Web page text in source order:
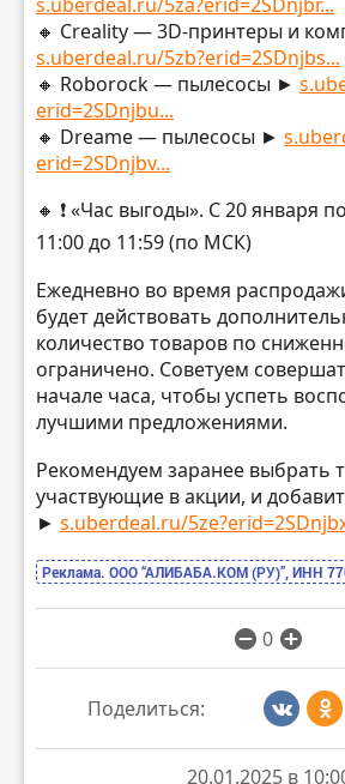
🔸 Creality — 3D-принтеры и
s.uberdeal.ru/5zb?erid=2SDnjbs...
🔸 Roborock — пылесосы ►
erid=2SDnjbu...
🔸 Dreame — пылесосы ►
erid=2SDnjbv...
🔸 ❗️ «Час выгоды». С 20 января
11:00 до 11:59 (по МСК)
Ежедневно во время
будет действовать
количество товаров по
ограничено. Советуем
начале часа, чтобы успеть
лучшими предложениями.
Рекомендуем заранее выбрать
участвующие в акции, и
► s.uberdeal.ru/
Реклама. ООО “АЛИБАБА.КОМ (РУ)”, ИНН
0
Поделиться:
20.01.2025 в